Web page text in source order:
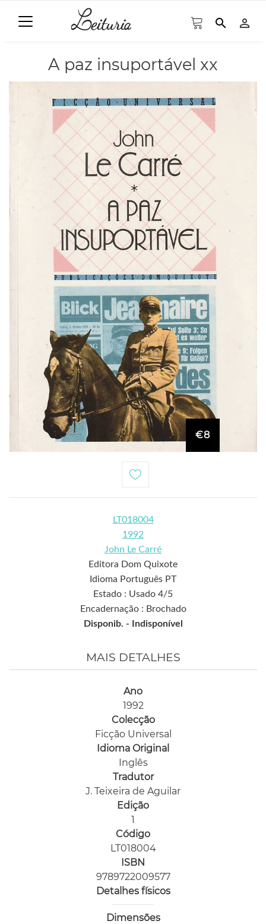
search person_outline
A paz insuportável xx
€8
LT018004
1992
John Le Carré
Editora Dom Quixote
Idioma Português PT
Estado : Usado 4/5
Encadernação : Brochado
Disponib. -
Indisponível
MAIS DETALHES
Ano
1992
Colecção
Ficção Universal
Idioma Original
Inglês
Tradutor
J. Teixeira de Aguilar
Edição
1
Código
LT018004
ISBN
9789722009577
Detalhes físicos
Dimensões